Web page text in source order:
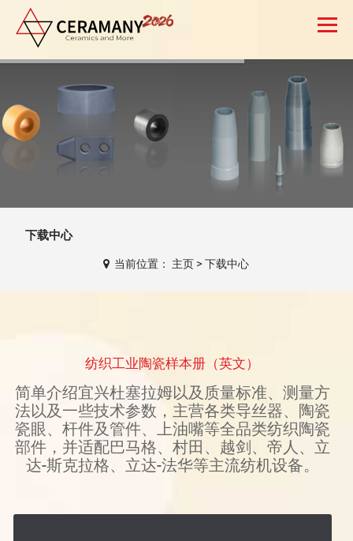
搜索 CN
下载中心
当前位置： 主页 >下载中心
纺织工业陶瓷样本册（英文）
简单介绍宜兴杜塞拉姆以及质量标准、测量方
法以及一些技术参数，主营各类导丝器、陶瓷
瓷眼、杆件及管件、上油嘴等全品类纺织陶瓷
部件，并适配巴马格、村田、越剑、帝人、立
达-斯克拉格、立达-法华等主流纺机设备。